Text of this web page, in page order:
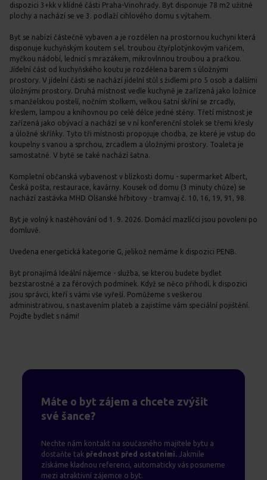
dispozici 3+kk v klídné části Praha-Vinohrady. Byt disponuje 78 m2 užitné
plochy a nachází se ve 3. podlaží cihlového domu s výtahem.
Byt se nabízí částečně vybaven a je rozdělen na prostornou kuchyni která
disponuje kuchyňským koutem s el. troubou čtyřplotýnkovým vařičem,
myčkou nádobí, lednicí s mrazákem, mikrovlnnou troubou a pračkou.
Jídelní část od kuchyňského koutu je rozdělena barem s úložnými
prostory. V jídelní části se nachází jídelní stůl s židlemi pro 5 osob a dalšími
úložnými prostory. Druhá místnost vedle kuchyně je zařízená jako ložnice
s manželskou postelí, nočním stolkem, velkou šatní skříní se zrcadly,
křeslem, lampou a knihovnou po celé délce jedné stěny. Třetí místnost je
zařízená jako obývací a nachází se v ní konferenční stolek se třemi křesly
a úložné skříňky. Tyto tři místnosti propojuje chodba, ze které je vstup do
koupelny s vanou a sprchou, zrcadlem a úložnými prostory. Toaleta je
samostatně. V bytě se také nachází šatna.
Kompletní občanská vybavenost v blízkosti domu - supermarket Albert,
Česká pošta, restaurace, kavárny. Kousek od domu (3 minuty chůze) se
nachází zastávka MHD Olšanské hřbitovy - tramvaj č. 10, 16, 19, 91, 98.
Byt je volný k nastěhování od 1. 9. 2026. Domácí mazlíčci jsou povoleni po
domluvě.
Uvedena energetická kategorie G, jelikož nemáme k dispozici PENB.
Byt pronajímá Ideální nájemce - služba, se kterou budete bydlet
bezstarostně a za férových podmínek. Když se něco přihodí, k dispozici
jsou správci, kteří s vámi vše vyřeší. Pomůžeme s veškerou
administrativou, s nastavením plateb a zajistíme vám speciální pojištění.
Pojďte bydlet s námi!
Máte o byt zájem a chcete zvýšit
své šance?
Nechte nám kontakt na současného majitele bytu a
dostaňte tak přednost před ostatními. Jakmile
získáme kladnou referenci, automaticky vás posuneme
mezi atraktivní zájemce o byt.